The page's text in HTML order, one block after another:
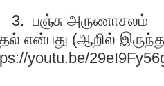
3. பஞ்சு அருணாசலம்
என்பது (ஆறில்
youtu.be/